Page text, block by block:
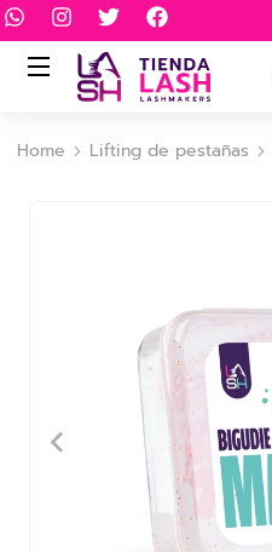
You are here:
Home Lifting de pestañas